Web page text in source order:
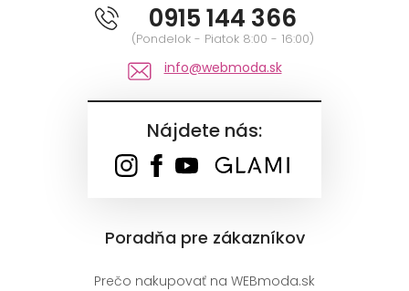
0915 144 366
(Pondelok - Piatok 8:00 - 16:00)
info@webmoda.sk
Nájdete nás:
Poradňa pre zákazníkov
Prečo nakupovať na WEBmoda.sk